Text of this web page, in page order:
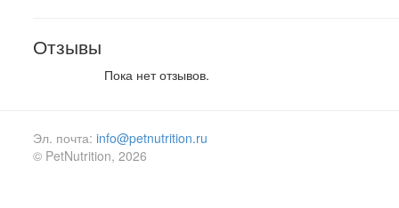
Отзывы
Пока нет отзывов.
Эл. почта: info@petnutrition.ru
© PetNutrition, 2026